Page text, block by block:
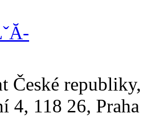
České
4, 118 26,